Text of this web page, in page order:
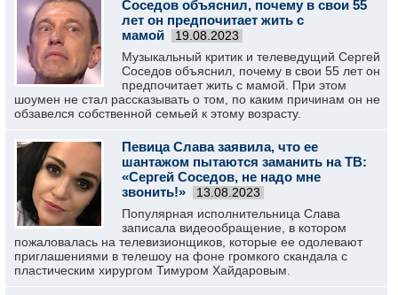
Соседов объяснил, почему в свои 55
лет он предпочитает жить с
мамой
19.08.2023
Музыкальный критик и телеведущий Сергей
Соседов объяснил, почему в свои 55 лет он
предпочитает жить с мамой. При этом
шоумен не стал рассказывать о том, по каким причинам он не
обзавелся собственной семьей к этому возрасту.
Певица Слава заявила, что ее
шантажом пытаются заманить на ТВ:
«Сергей Соседов, не надо мне
звонить!»
13.08.2023
Популярная исполнительница Слава
записала видеообращение, в котором
пожаловалась на телевизионщиков, которые ее одолевают
приглашениями в телешоу на фоне громкого скандала с
пластическим хирургом Тимуром Хайдаровым.